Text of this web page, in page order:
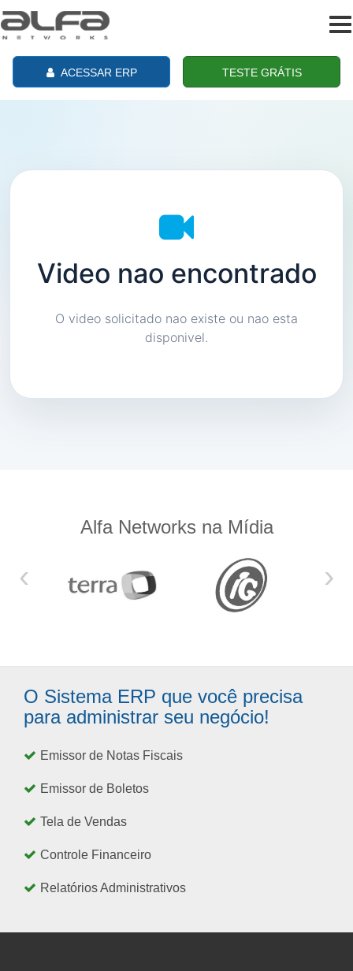
ACESSAR ERP TESTE GRÁTIS
Video nao encontrado
O video solicitado nao existe ou nao esta
disponivel.
Alfa Networks na Mídia
‹ ›
O Sistema ERP que você precisa
para administrar seu negócio!
Emissor de Notas Fiscais
Emissor de Boletos
Tela de Vendas
Controle Financeiro
Relatórios Administrativos